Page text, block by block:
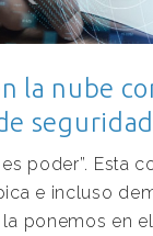
la nube
seguridad
poder”. Esta
e incluso
ponemos en